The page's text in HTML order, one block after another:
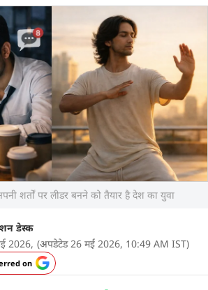
शर्तों पर लीडर बनने को तैयार है देश का युवा
डेस्क
2026, (अपडेटेड 26 मई 2026, 10:49 AM IST)
on